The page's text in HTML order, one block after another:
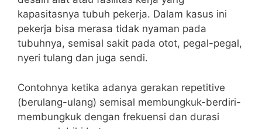
kapasitasnya tubuh pekerja. Dalam kasus ini
pekerja bisa merasa tidak nyaman pada
tubuhnya, semisal sakit pada otot, pegal-pegal,
nyeri tulang dan juga sendi.
Contohnya ketika adanya gerakan repetitive
(berulang-ulang) semisal membungkuk-berdiri-
membungkuk dengan frekuensi dan durasi